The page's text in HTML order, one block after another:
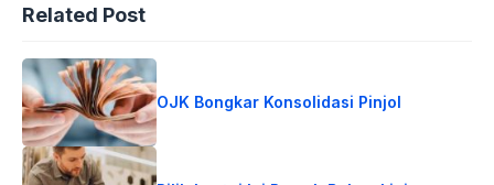
Related Post
OJK Bongkar Konsolidasi Pinjol